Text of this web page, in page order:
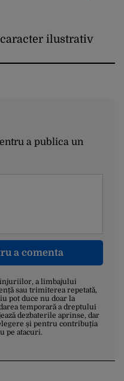
ilustrativ
a publica un
a comenta
injuriilor, a limbajului
sau trimiterea repetată,
pot duce nu doar la
temporară a dreptului
dezbaterile aprinse, dar
și pentru contribuția
pe atacuri.